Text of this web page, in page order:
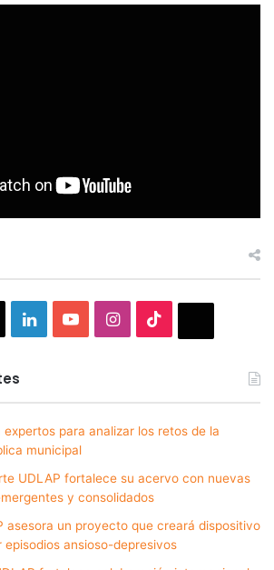
LinkedInYouTubeInstagram
expertos para analizar los retos de la
municipal
UDLAP fortalece su acervo con nuevas
y consolidados
asesora un proyecto que creará dispositivo
ansioso-depresivos